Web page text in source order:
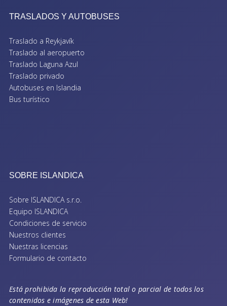
TRASLADOS Y AUTOBUSES
Traslado a Reykjavík
Traslado al aeropuerto
Traslado Laguna Azul
Traslado privado
Autobuses en Islandia
Bus turístico
SOBRE ISLANDICA
Sobre ISLANDICA s.r.o.
Equipo ISLANDICA
Condiciones de servicio
Nuestros clientes
Nuestras licencias
Formulario de contacto
Está prohibida la reproducción total o parcial de todos los
contenidos e imágenes de esta Web!